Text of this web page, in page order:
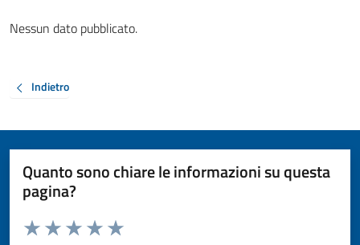
Nessun dato pubblicato.
Indietro
Quanto sono chiare le informazioni su questa
pagina?
Valuta da 1 a 5 stelle la pagina